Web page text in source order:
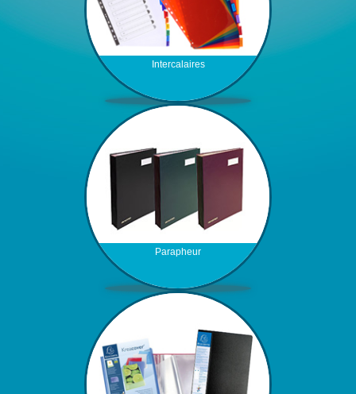
Intercalaires
Parapheur